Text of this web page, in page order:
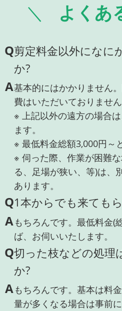
よくあ
Q剪定料金以外になに
か?
A基本的にはかかりません
費はいただいておりません
※ 上記以外の遠方の場合
ます。
※ 最低料金総額3,000円～
※ 伺った際、作業が困難
る、足場が狭い、等)は、
あります。
Q1本からでも来ても
Aもちろんです。最低料金(
ば、お伺いいたします。
Q切った枝などの処理
か?
Aもちろんです。基本は料
量が多くなる場合は事前